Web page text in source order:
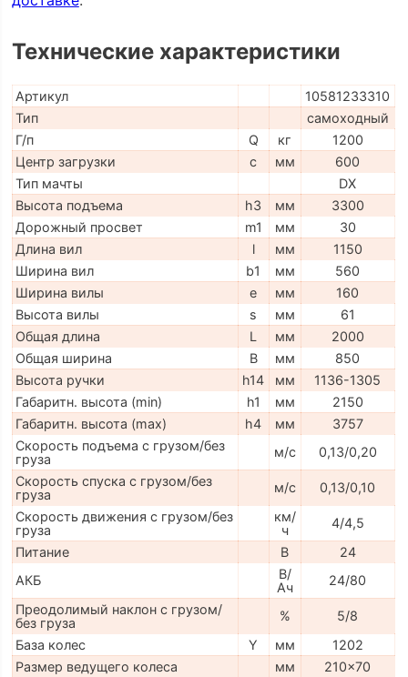
Технические характеристики
Артикул
10581233310
Тип
самоходный
Г/п
Q кг
1200
Центр загрузки
c мм
600
Тип мачты
DX
Высота подъема
h3 мм
3300
Дорожный просвет
m1 мм
30
Длина вил
l мм
1150
Ширина вил
b1 мм
560
Ширина вилы
e мм
160
Высота вилы
s мм
61
Общая длина
L мм
2000
Общая ширина
B мм
850
Высота ручки
h14 мм
1136-1305
Габаритн. высота (min)
h1 мм
2150
Габаритн. высота (max)
h4 мм
3757
Скорость подъема с грузом/без
груза
м/с
0,13/0,20
Скорость спуска с грузом/без
груза
м/с
0,13/0,10
Скорость движения с грузом/без
груза
км/
ч
4/4,5
Питание
В
24
АКБ
В/
Ач
24/80
Преодолимый наклон с грузом/
без груза
%
5/8
База колес
Y мм
1202
Размер ведущего колеса
мм
210x70